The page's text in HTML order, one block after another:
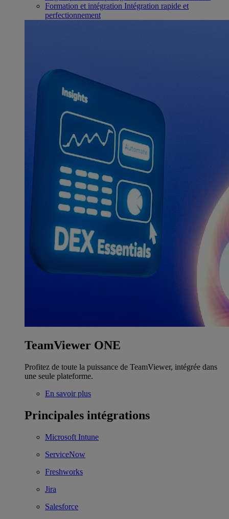
Formation et intégration Intégration rapide et
perfectionnement
TeamViewer ONE
Profitez de toute la puissance de TeamViewer, intégrée dans
une seule plateforme.
En savoir plus
Principales intégrations
Microsoft Intune
ServiceNow
Freshworks
Jira
Salesforce